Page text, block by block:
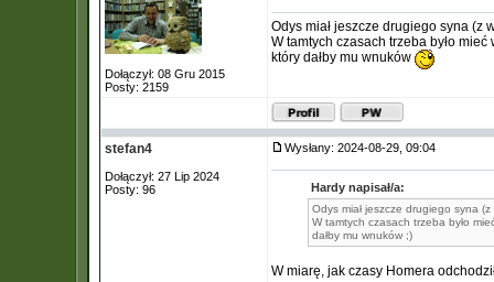
Dołączył: 08 Gru 2015
Posty: 2159
Odys miał jeszcze drugiego syna (z
W tamtych czasach trzeba było
który dałby mu wnuków
stefan4
Dołączył: 27 Lip 2024
Posty: 96
Wysłany: 2024-08-29, 09:04
Hardy napisał/a:
Odys miał jeszcze drugiego syna
W tamtych czasach trzeba było
dałby mu wnuków ;)
W miarę, jak czasy Homera